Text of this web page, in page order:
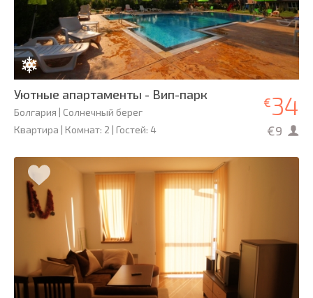
Уютные апартаменты - Вип-парк
Болгария | Солнечный берег
Квартира | Комнат: 2 | Гостей: 4
€34
€9